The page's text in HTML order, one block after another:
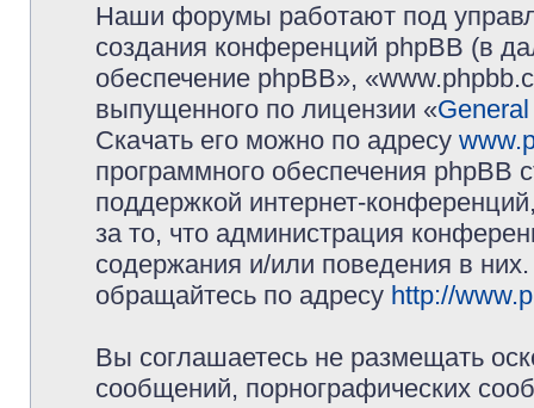
Наши форумы работают под
создания конференций phpBB (в
обеспечение phpBB»,
выпущенного по лицензии «
Скачать его можно по адресу
программного обеспечения phpBB
поддержкой интернет-
за то, что администрация
содержания и/или поведения в
обращайтесь по адресу http://
Вы соглашаетесь не размещать
сообщений, порнографических